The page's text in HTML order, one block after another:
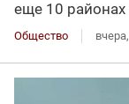
еще 10 районах
Общество